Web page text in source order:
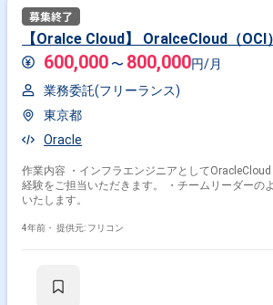
【Oralce Cloud】 OralceCloud（OCI
600,000 〜 800,000円/月
業務委託(フリーランス)
東京都
Oracle
作業内容 ・インフラエンジニアとして
経験をご担当いただきます。 ・チームリーダーの
いたします。
4年前・ 提供元: フリコン